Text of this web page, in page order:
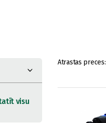
Atrastas preces: